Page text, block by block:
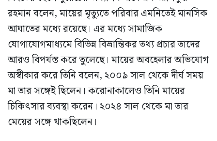
রহমান বলেন, মায়ের মৃত্যুতে পরিবার এমনিতেই মানসিক
আঘাতের মধ্যে রয়েছে। এর মধ্যে সামাজিক
যোগাযোগমাধ্যমে বিভিন্ন বিভ্রান্তিকর তথ্য প্রচার তাদের
আরও বিপর্যস্ত করে তুলেছে। মায়ের অবহেলার অভিযোগ
অস্বীকার করে তিনি বলেন, ২০০৯ সাল থেকে দীর্ঘ সময়
মা তার সঙ্গেই ছিলেন। করোনাকালেও তিনি মায়ের
চিকিৎসার ব্যবস্থা করেন। ২০২৪ সাল থেকে মা তার
মেয়ের সঙ্গে থাকছিলেন।